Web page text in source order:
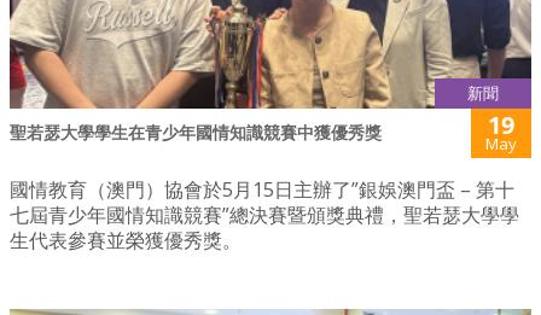
新聞
聖若瑟大學學生在青少年國情知識競賽中獲優秀獎 19
May
國情教育（澳門）協會於5月15日主辦了”銀娛澳門盃 – 第十
七屆青少年國情知識競賽”總決賽暨頒獎典禮，聖若瑟大學學
生代表參賽並榮獲優秀獎。